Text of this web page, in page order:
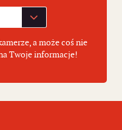
a może coś nie
Twoje informacje!